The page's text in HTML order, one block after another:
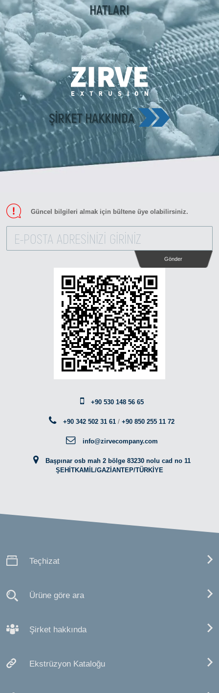
HATLARI
ŞIRKET HAKKINDA
Güncel bilgileri almak için bültene üye olabilirsiniz.
Gönder
+90 530 148 56 65
+90 342 502 31 61 /+90 850 255 11 72
info@zirvecompany.com
Başpınar osb mah 2 bölge 83230 nolu cad no 11
ŞEHİTKAMİL/GAZİANTEP/TÜRKİYE
Teçhizat
Ürüne göre ara
Şirket hakkında
Ekstrüzyon Kataloğu